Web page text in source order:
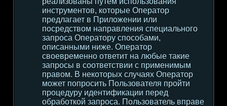
инструментов, которые Оператор
предлагает в Приложении или
посредством направления специального
запроса Оператору способами,
описанными ниже. Оператор
своевременно ответит на любые такие
запросы в соответствии с применимым
правом. В некоторых случаях Оператор
может попросить Пользователя пройти
процедуру идентификации перед
обработкой запроса. Пользователь вправе